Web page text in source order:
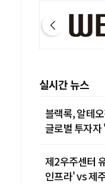
실시간 뉴스
블랙록, 알테
글로벌 투자
제2우주센터
인프라' vs 제